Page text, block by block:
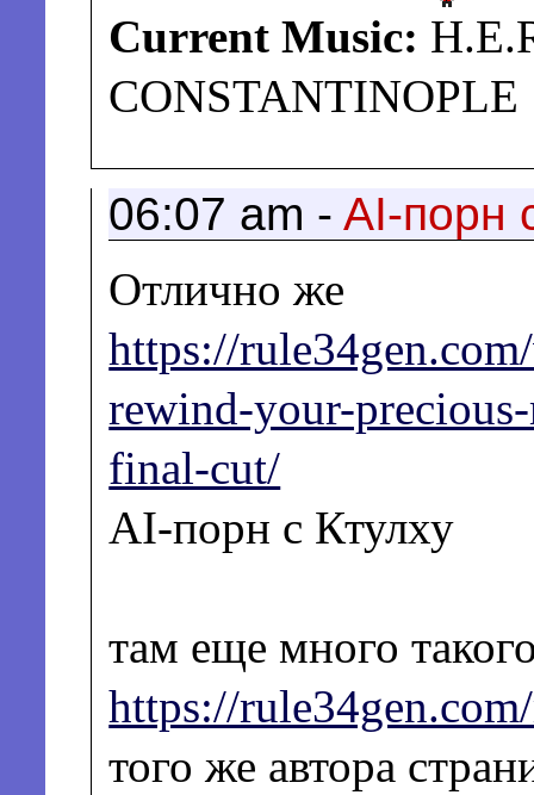
Current Music:
CONSTANTINOPLE
06:07 am -AI-порн
Отлично же
https://
rewind-your-
final-cut/
AI-порн с Ктулху
там еще много
https://
того же автора